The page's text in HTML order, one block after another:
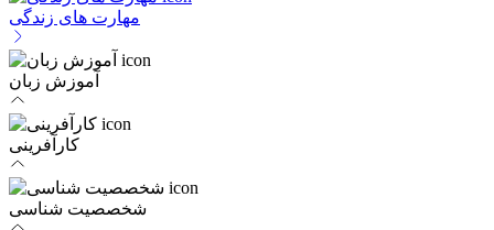
مهارت های زندگی
آموزش زبان
کارآفرینی
شخصصیت شناسی